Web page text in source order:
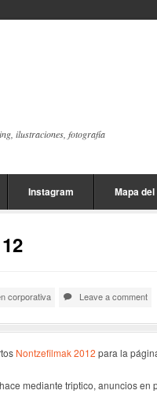
ilustraciones, fotografía
Instagram Mapa
corporativa Leave a comment
Nontzefilmak 2012 para la
mediante triptico, anuncios